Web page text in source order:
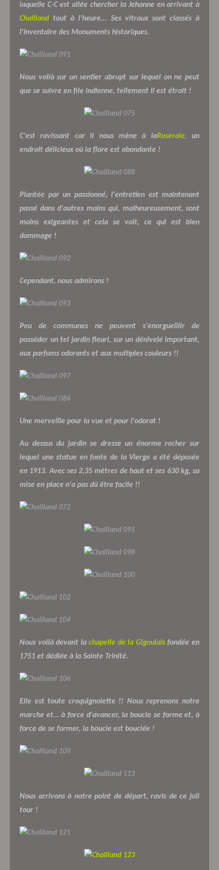
laquelle C-C est allée chercher la Jehanne en arrivant à
Chailland tout à l'heure... Ses vitraux sont classés à
l'inventaire des Monuments historiques.
Nous voilà sur un sentier abrupt sur lequel on ne peut
que se suivre en file indienne, tellement il est étroit !
C'est ravissant car il nous mène à laRoseraie, un
endroit délicieux où la flore est abondante !
Plantée par un passionné, l'entretien est maintenant
passé dans d'autres mains qui, malheureusement, sont
moins exigeantes et cela se voit, ce qui est bien
dommage !
Cependant, nous admirons !
Peu de communes ne peuvent s'enorgueillir de
posséder un tel jardin fleuri, sur un dénivelé important,
aux parfums odorants et aux multiples couleurs !!
Une merveille pour la vue et pour l'odorat !
Au dessus du jardin se dresse un énorme rocher sur
lequel une statue en fonte de la Vierge a été déposée
en 1913. Avec ses 2,35 mètres de haut et ses 630 kg, sa
mise en place n'a pas dû être facile !!
Nous voilà devant la chapelle de la Gigoulais fondée en
1751 et dédiée à la Sainte Trinité.
Elle est toute croquignolette !! Nous reprenons notre
marche et... à force d'avancer, la boucle se forme et, à
force de se former, la boucle est bouclée !
Nous arrivons à notre point de départ, ravis de ce joli
tour !